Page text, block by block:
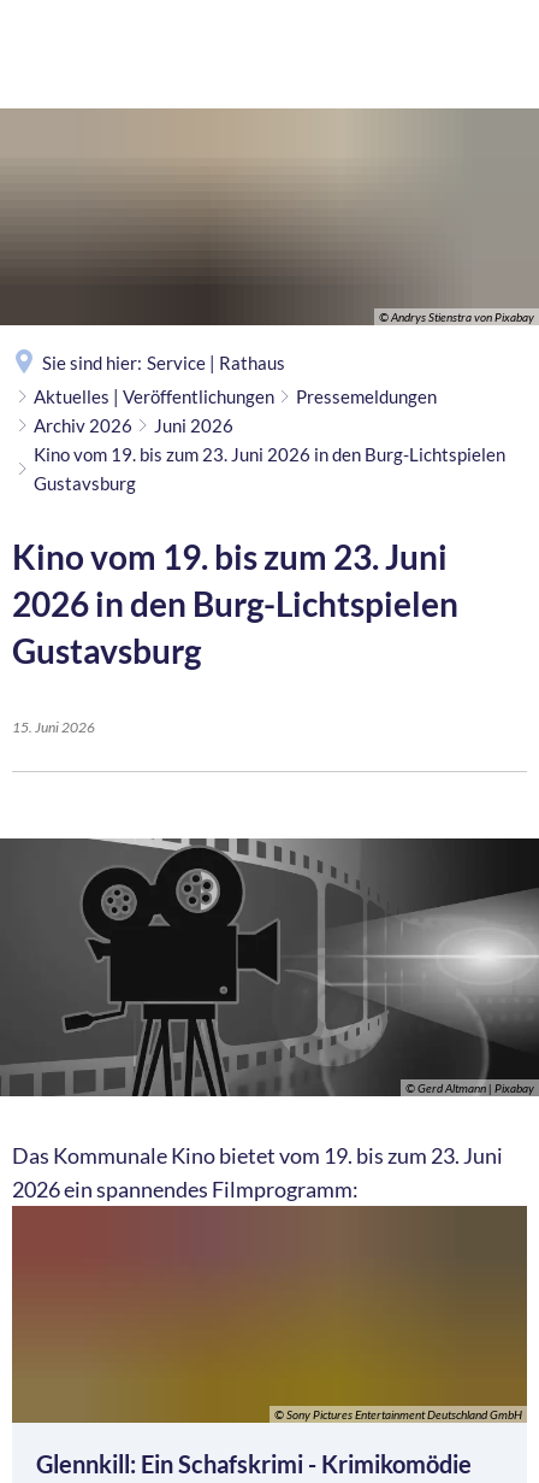
© Andrys Stienstra von Pixabay
Sie sind hier: Service | Rathaus
Aktuelles | Veröffentlichungen
Pressemeldungen
Archiv 2026
Juni 2026
Kino vom 19. bis zum 23. Juni 2026 in den Burg-Lichtspielen
Gustavsburg
Kino vom 19. bis zum 23. Juni
2026 in den Burg-Lichtspielen
Gustavsburg
15. Juni 2026
© Gerd Altmann | Pixabay
Das Kommunale Kino bietet vom 19. bis zum 23. Juni
2026 ein spannendes Filmprogramm:
© Sony Pictures Entertainment Deutschland GmbH
Glennkill: Ein Schafskrimi - Krimikomödie